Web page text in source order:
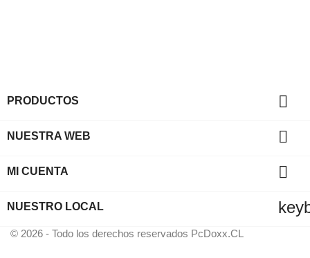
PRODUCTOS 
NUESTRA WEB 
MI CUENTA 
NUESTRO LOCAL
© 2026 - Todo los derechos reservados PcDoxx.CL